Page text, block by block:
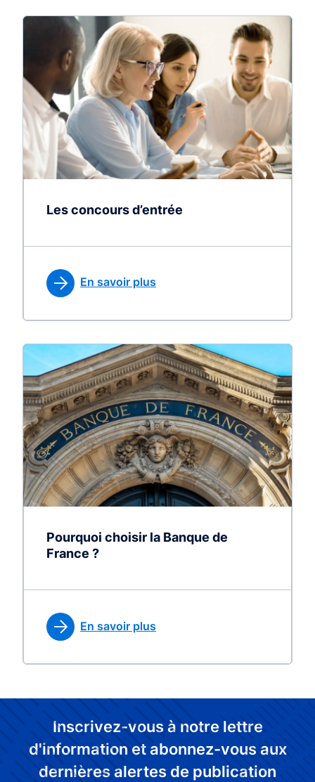
Les concours d’entrée
En savoir plus
Pourquoi choisir la Banque de
France ?
En savoir plus
Inscrivez-vous à notre lettre
d'information et abonnez-vous aux
dernières alertes de publication